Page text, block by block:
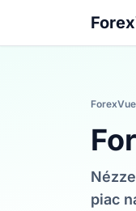
ForexVue
piac